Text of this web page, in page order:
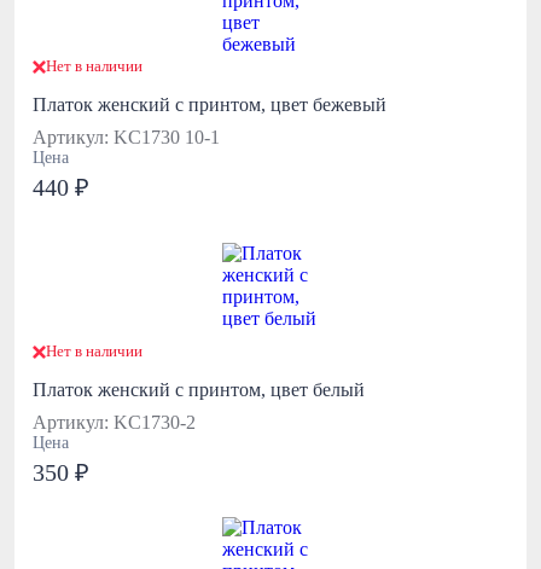
Нет в наличии
Платок женский с принтом, цвет бежевый
Артикул: KC1730 10-1
Цена
440 ₽
Нет в наличии
Платок женский с принтом, цвет белый
Артикул: KC1730-2
Цена
350 ₽